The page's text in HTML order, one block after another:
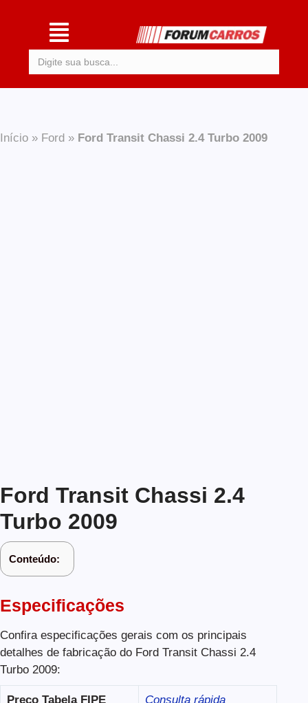
Início » Ford » Ford Transit Chassi 2.4 Turbo 2009
Ford Transit Chassi 2.4
Turbo 2009
Conteúdo:
Especificações
Confira especificações gerais com os principais
detalhes de fabricação do Ford Transit Chassi 2.4
Turbo 2009:
Preço Tabela FIPE Consulta rápida